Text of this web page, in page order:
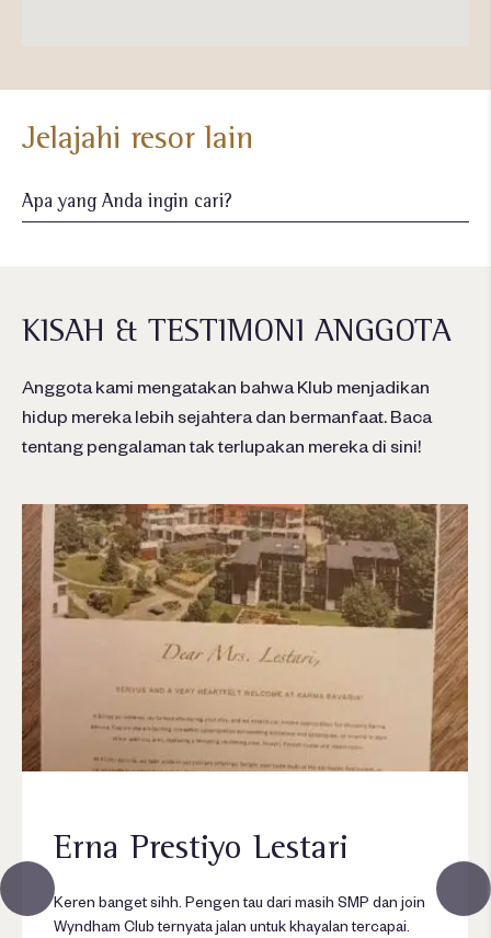
Jelajahi resor lain
Erna Prestiyo Lestari
Keren banget sihh. Pengen tau dari masih SMP dan join
Wyndham Club ternyata jalan untuk khayalan tercapai.
KISAH & TESTIMONI ANGGOTA
Anggota kami mengatakan bahwa Klub menjadikan
hidup mereka lebih sejahtera dan bermanfaat. Baca
tentang pengalaman tak terlupakan mereka di sini!